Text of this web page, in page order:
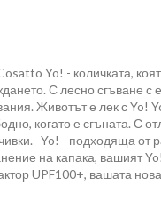
Yo! - количката,
С лесно сгъване с
Животът е лек с Yo!
когато е сгъната.
Yo! - подходяща от
на капака, вашият
UPF100+, вашата